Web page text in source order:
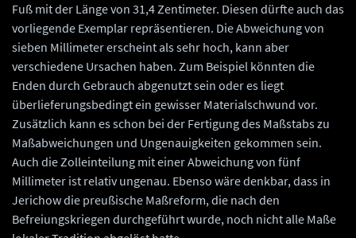
Fuß mit der Länge von 31,4 Zentimeter. Diesen dürfte auch das
vorliegende Exemplar repräsentieren. Die Abweichung von
sieben Millimeter erscheint als sehr hoch, kann aber
verschiedene Ursachen haben. Zum Beispiel könnten die
Enden durch Gebrauch abgenutzt sein oder es liegt
überlieferungsbedingt ein gewisser Materialschwund vor.
Zusätzlich kann es schon bei der Fertigung des Maßstabs zu
Maßabweichungen und Ungenauigkeiten gekommen sein.
Auch die Zolleinteilung mit einer Abweichung von fünf
Millimeter ist relativ ungenau. Ebenso wäre denkbar, dass in
Jerichow die preußische Maßreform, die nach den
Befreiungskriegen durchgeführt wurde, noch nicht alle Maße